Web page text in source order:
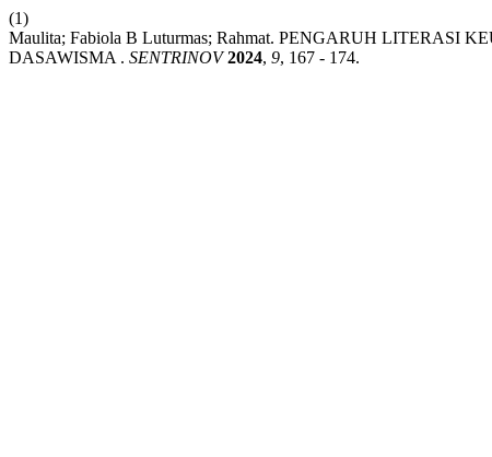
(1)
Maulita; Fabiola B Luturmas; Rahmat. PENGARUH
DASAWISMA . SENTRINOV 2024, 9, 167 - 174.